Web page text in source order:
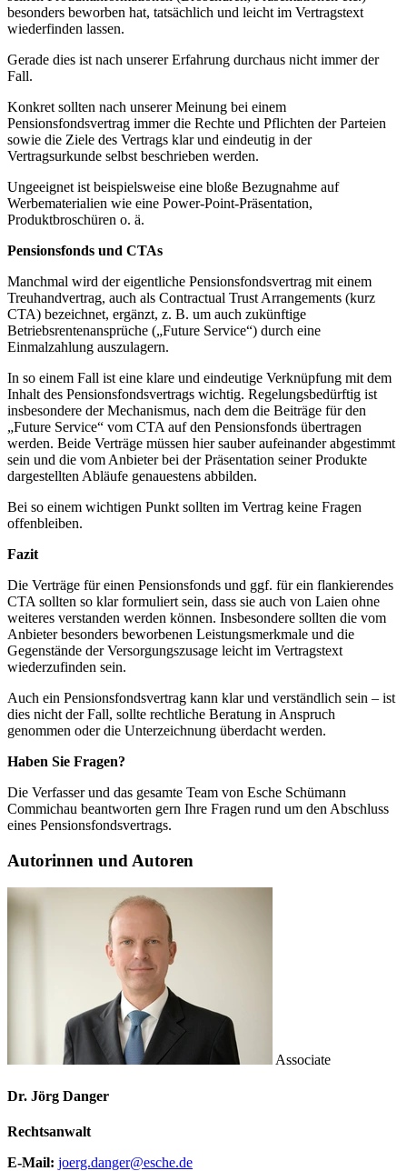
besonders beworben hat, tatsächlich und leicht im Vertragstext
wiederfinden lassen.
Gerade dies ist nach unserer Erfahrung durchaus nicht immer der
Fall.
Konkret sollten nach unserer Meinung bei einem
Pensionsfondsvertrag immer die Rechte und Pflichten der Parteien
sowie die Ziele des Vertrags klar und eindeutig in der
Vertragsurkunde selbst beschrieben werden.
Ungeeignet ist beispielsweise eine bloße Bezugnahme auf
Werbematerialien wie eine Power-Point-Präsentation,
Produktbroschüren o. ä.
Pensionsfonds und CTAs
Manchmal wird der eigentliche Pensionsfondsvertrag mit einem
Treuhandvertrag, auch als Contractual Trust Arrangements (kurz
CTA) bezeichnet, ergänzt, z. B. um auch zukünftige
Betriebsrentenansprüche („Future Service“) durch eine
Einmalzahlung auszulagern.
In so einem Fall ist eine klare und eindeutige Verknüpfung mit dem
Inhalt des Pensionsfondsvertrags wichtig. Regelungsbedürftig ist
insbesondere der Mechanismus, nach dem die Beiträge für den
„Future Service“ vom CTA auf den Pensionsfonds übertragen
werden. Beide Verträge müssen hier sauber aufeinander abgestimmt
sein und die vom Anbieter bei der Präsentation seiner Produkte
dargestellten Abläufe genauestens abbilden.
Bei so einem wichtigen Punkt sollten im Vertrag keine Fragen
offenbleiben.
Fazit
Die Verträge für einen Pensionsfonds und ggf. für ein flankierendes
CTA sollten so klar formuliert sein, dass sie auch von Laien ohne
weiteres verstanden werden können. Insbesondere sollten die vom
Anbieter besonders beworbenen Leistungsmerkmale und die
Gegenstände der Versorgungszusage leicht im Vertragstext
wiederzufinden sein.
Auch ein Pensionsfondsvertrag kann klar und verständlich sein – ist
dies nicht der Fall, sollte rechtliche Beratung in Anspruch
genommen oder die Unterzeichnung überdacht werden.
Haben Sie Fragen?
Die Verfasser und das gesamte Team von Esche Schümann
Commichau beantworten gern Ihre Fragen rund um den Abschluss
eines Pensionsfondsvertrags.
Autorinnen und Autoren
Associate
Dr. Jörg Danger
Rechtsanwalt
E-Mail: joerg.danger@esche.de